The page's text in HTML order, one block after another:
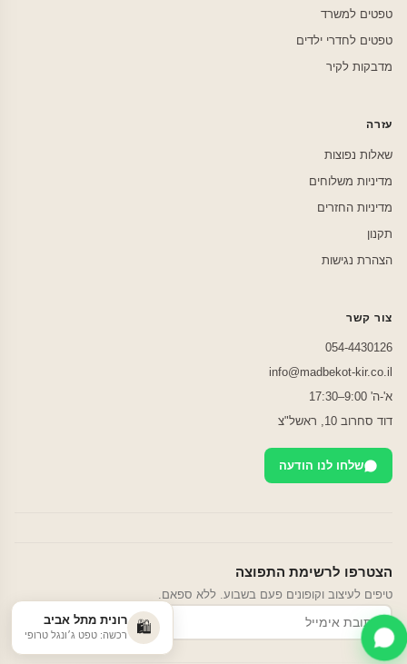
טפטים למשרד
טפטים לחדרי ילדים
מדבקות לקיר
עזרה
שאלות נפוצות
מדיניות משלוחים
מדיניות החזרים
תקנון
הצהרת נגישות
צור קשר
054-4430126
info@madbekot-kir.co.il
א'-ה' 9:00–17:30
דוד סחרוב 10, ראשל"צ
שלחו לנו הודעה
הצטרפו לרשימת התפוצה
טיפים לעיצוב וקופונים פעם בשבוע. ללא ספאם.
הרשמה 🛍️ רונית מתל אביב
רכשה: טפט ג׳ונגל טרופי